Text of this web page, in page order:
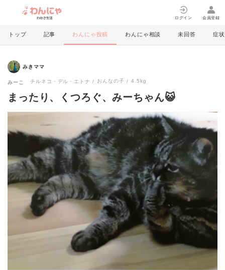
ログイン 会員登録
トップ 記事 わんにゃ投稿 わんにゃ相談 未回答 症状
みきママ
みーこ チルネコ・デル・エトナ おんなの子 4.5kg
まったり、くつろぐ、みーちゃん😺